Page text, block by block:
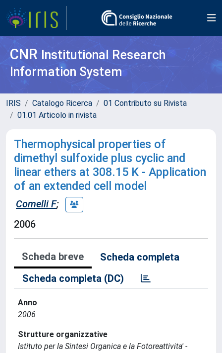
CNR Institutional Research
Information System
IRIS Catalogo Ricerca
01 Contributo su Rivista
01.01 Articolo in rivista
Thermophysical properties of
dimethyl sulfoxide plus cyclic and
linear ethers at 308.15 K - Application
of an extended cell model
Comelli F;
2006
Scheda breve
Scheda completa
Scheda completa (DC)
Anno
2006
Strutture organizzative
Istituto per la Sintesi Organica e la Fotoreattivita' -